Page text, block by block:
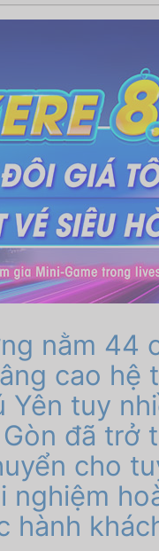
nằm 44
cao hệ
Yên tuy
đã trở
cho
nghiệm
hành